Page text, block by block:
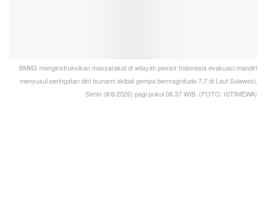
BMKG menginstruksikan masyarakat di wilayah pesisir Indonesia evakuasi mandiri
menyusul peringatan dini tsunami akibat gempa bermagnitudo 7,7 di Laut Sulawesi,
Senin (8/6/2026) pagi pukul 06.37 WIB. (FOTO: ISTIMEWA)